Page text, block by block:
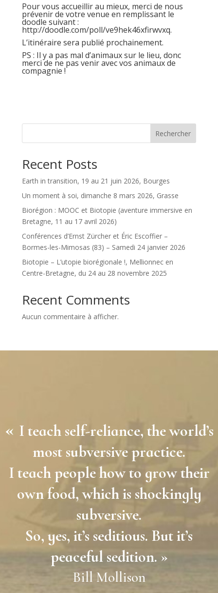
Pour vous accueillir au mieux, merci de nous
prévenir de votre venue en remplissant le
doodle suivant :
http://doodle.com/poll/ve9hek46xfirwvxq.
L’itinéraire sera publié prochainement.
PS : Il y a pas mal d’animaux sur le lieu, donc
merci de ne pas venir avec vos animaux de
compagnie !
Rechercher
Recent Posts
Earth in transition, 19 au 21 juin 2026, Bourges
Un moment à soi, dimanche 8 mars 2026, Grasse
Biorégion : MOOC et Biotopie (aventure immersive en
Bretagne, 11 au 17 avril 2026)
Conférences d’Ernst Zürcher et Éric Escoffier –
Bormes-les-Mimosas (83) – Samedi 24 janvier 2026
Biotopie – L’utopie biorégionale !, Mellionnec en
Centre-Bretagne, du 24 au 28 novembre 2025
Recent Comments
Aucun commentaire à afficher.
« I teach self-reliance, the world’s
most subversive practice.
I teach people how to grow their
own food, which is shockingly
subversive.
So, yes, it’s seditious. But it’s
peaceful sedition. »
Bill Mollison